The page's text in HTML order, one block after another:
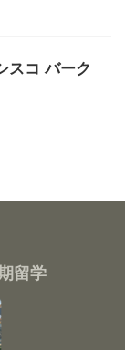
スコ バーク
留学